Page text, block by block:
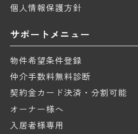
個人情報保護方針
サポートメニュー
物件希望条件登録
仲介手数料無料診断
契約金カード決済・分割可能
オーナー様へ
入居者様専用